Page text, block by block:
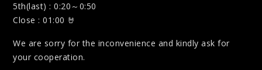
5th(last) : 0:20～0:50
Close : 01:00 🤘
We are sorry for the inconvenience and kindly ask for
your cooperation.